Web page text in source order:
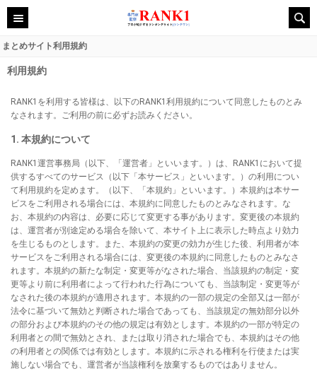
まとめサイト利用規約
利用規約
RANK1を利用する皆様は、以下のRANK1利用規約について同意したものとみ
なされます。ご利用の前に必ずお読みください。
1. 本規約について
RANK1運営事務局（以下、「運営者」といいます。）は、RANK1において提
供するすべてのサービス（以下「本サービス」といいます。）の利用につい
て利用規約を定めます。（以下、「本規約」といいます。）本規約は本サー
ビスをご利用される場合には、本規約に同意したものとみなされます。な
お、本規約の内容は、必要に応じて変更する事があります。変更後の本規約
は、運営者が別途定める場合を除いて、本サイト上に表示した時点より効力
を生じるものとします。また、本規約の変更の効力が生じた後、利用者が本
サービスをご利用される場合には、変更後の本規約に同意したものとみなさ
れます。本規約の新たな制定・変更等がなされた場合、当該規約の制定・変
更等より前に利用者によって行われた行為についても、当該制定・変更等が
なされた後の本規約が適用されます。本規約の一部の規定の全部又は一部が
法令に基づいて無効と判断された場合であっても、当該規定の無効部分以外
の部分および本規約のその他の規定は有効とします。本規約の一部が特定の
利用者との間で無効とされ、または取り消された場合でも、本規約はその他
の利用者との関係では有効とします。本規約に示される権利を行使または実
施しない場合でも、運営者が当該権利を放棄するものではありません。